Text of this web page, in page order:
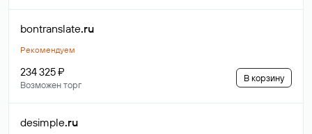
bontranslate.ru
Рекомендуем
234 325 ₽
Возможен торг
В корзину
desimple.ru